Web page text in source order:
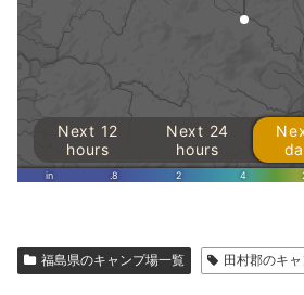
福島県のキャンプ場一覧 田村郡のキ